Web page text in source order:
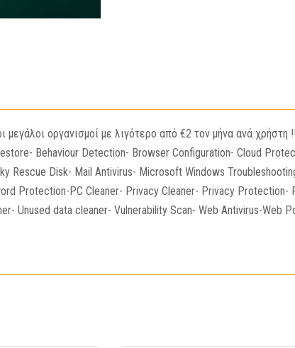
οργανισμοί με λιγότερο από €2 τον μήνα ανά χρήστη
Behaviour Detection- Browser Configuration- Cloud
Rescue Disk- Mail Antivirus- Microsoft Windows
Protection-PC Cleaner- Privacy Cleaner- Privacy Protection-
Unused data cleaner- Vulnerability Scan- Web Antivirus-Web